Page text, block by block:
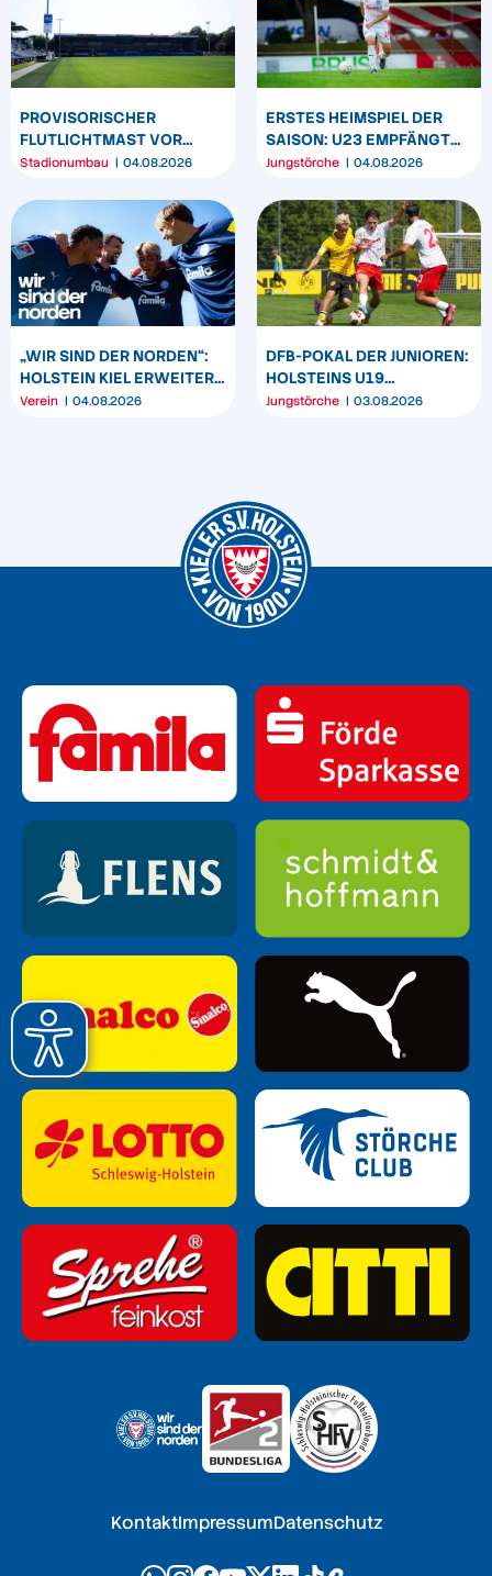
PROVISORISCHER
FLUTLICHTMAST VOR
WESTTRIBÜNE WIRD
Stadionumbau 04.08.2026
ERSTES HEIMSPIEL DER
SAISON: U23 EMPFÄNGT
HEIDER SV
Jungstörche 04.08.2026
„WIR SIND DER NORDEN“:
HOLSTEIN KIEL ERWEITERT
SEIN MARKENBILD
Verein 04.08.2026
DFB-POKAL DER JUNIOREN:
HOLSTEINS U19
TRIUMPHIERT IN
Jungstörche 03.08.2026
KontaktImpressumDatenschutz